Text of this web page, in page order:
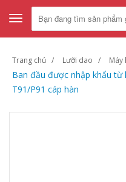
Toggle
navigation
Trang chủ Lưỡi dao Máy
Ban đầu được nhập khẩu từ
T91/P91 cáp hàn